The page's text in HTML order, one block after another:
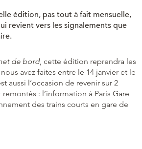
édition, pas tout à fait mensuelle,
revient vers les signalements que
de bord, cette édition reprendra les
avez faites entre le 14 janvier et le
aussi l’occasion de revenir sur 2
: l’information à Paris Gare
des trains courts en gare de